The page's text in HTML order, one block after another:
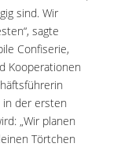
sind. Wir
sagte
Confiserie,
Kooperationen
in der ersten
„Wir planen
Törtchen